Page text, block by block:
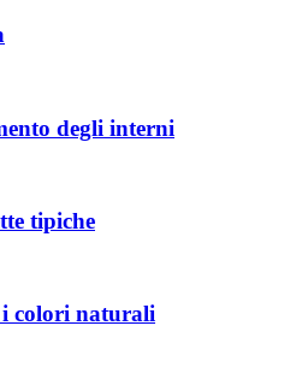
degli interni
tipiche
colori naturali